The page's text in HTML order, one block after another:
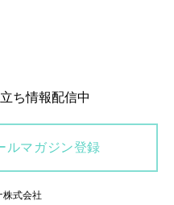
ち情報配信中
ルマガジン登録
株式会社